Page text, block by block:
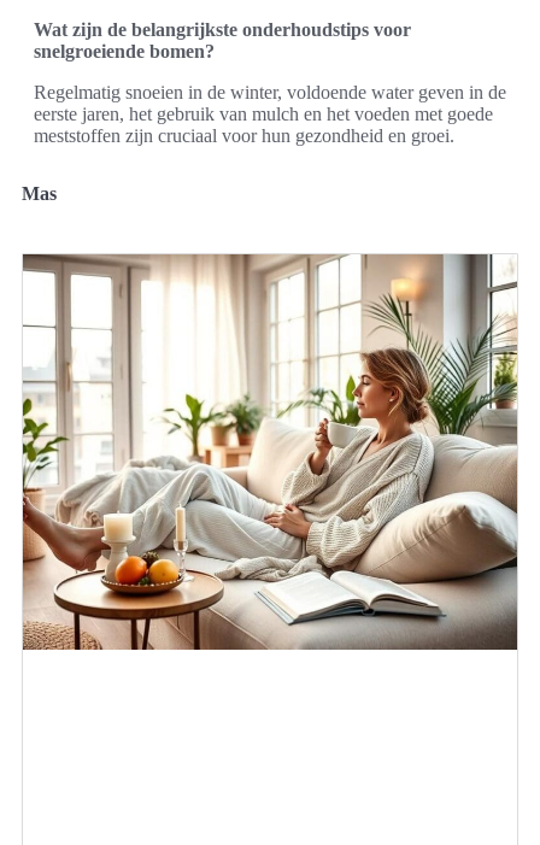
Wat zijn de belangrijkste onderhoudstips voor
snelgroeiende bomen?
Regelmatig snoeien in de winter, voldoende water geven in de
eerste jaren, het gebruik van mulch en het voeden met goede
meststoffen zijn cruciaal voor hun gezondheid en groei.
Mas